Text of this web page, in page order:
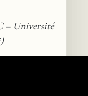
– Université